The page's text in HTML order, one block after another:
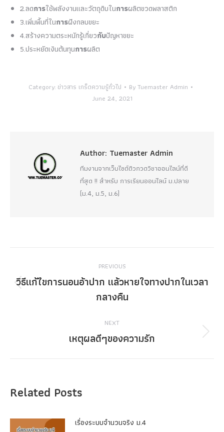
2.ลดการใช้พลังงานและวัตถุดิบในการผลิตขวดพลาสติก
3.เพิ่มพื้นที่ในการฝังกลบขยะ
4.สร้างความตระหนักรู้เกี่ยวกับปัญหาขยะ
5.ประหยัดเงินต้นทุนการผลิต
Category: ข่าวสาร เกร็ดความรู้ทั่วไป ByTuemaster Admin
June 24, 2021
Author: Tuemaster Admin
ทีมงานจากเว็บไซต์ติวกวดวิชาออนไลน์ที่ดี
ที่สุด !! สำหรับ การเรียนออนไลน์ ม.ปลาย
(ม.4, ม.5, ม.6)
navigation
PREVIOUS
Previous
post:
วิธีแก้ไขการนอนอ้าปาก แล้วหายใจทางปากในเวลา
กลางคืน
NEXT
Next
เหตุผลดีๆของความรัก
Related Posts
เรื่องระบบจํานวนจริง ม.4